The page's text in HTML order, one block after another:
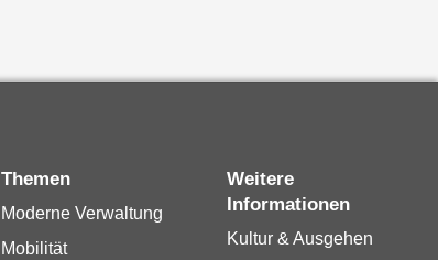
Themen
Moderne Verwaltung
Mobilität
Weitere
Informationen
Kultur & Ausgehen